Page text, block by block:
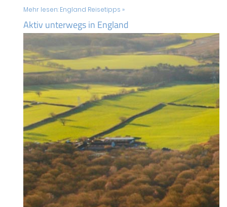
Mehr lesen: England Reisetipps »
Aktiv unterwegs in England